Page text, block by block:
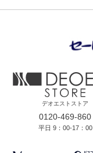
デオエストストア
0120-469-860
平日 9：00-17：00